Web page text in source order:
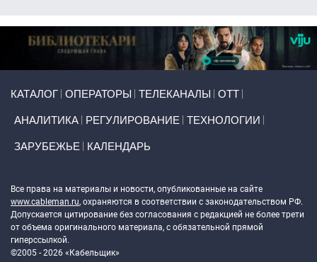
КАТАЛОГ ОПЕРАТОРЫ ТЕЛЕКАНАЛЫ ОТТ
АНАЛИТИКА РЕГУЛИРОВАНИЕ ТЕХНОЛОГИИ
ЗАРУБЕЖЬЕ КАЛЕНДАРЬ
Все права на материалы и новости, опубликованные на сайте
www.cableman.ru, охраняются в соответствии с законодательством РФ.
Допускается цитирование без согласования с редакцией не более трети
от объема оригинального материала, с обязательной прямой
гиперссылкой.
©2005 - 2026 «Кабельщик»